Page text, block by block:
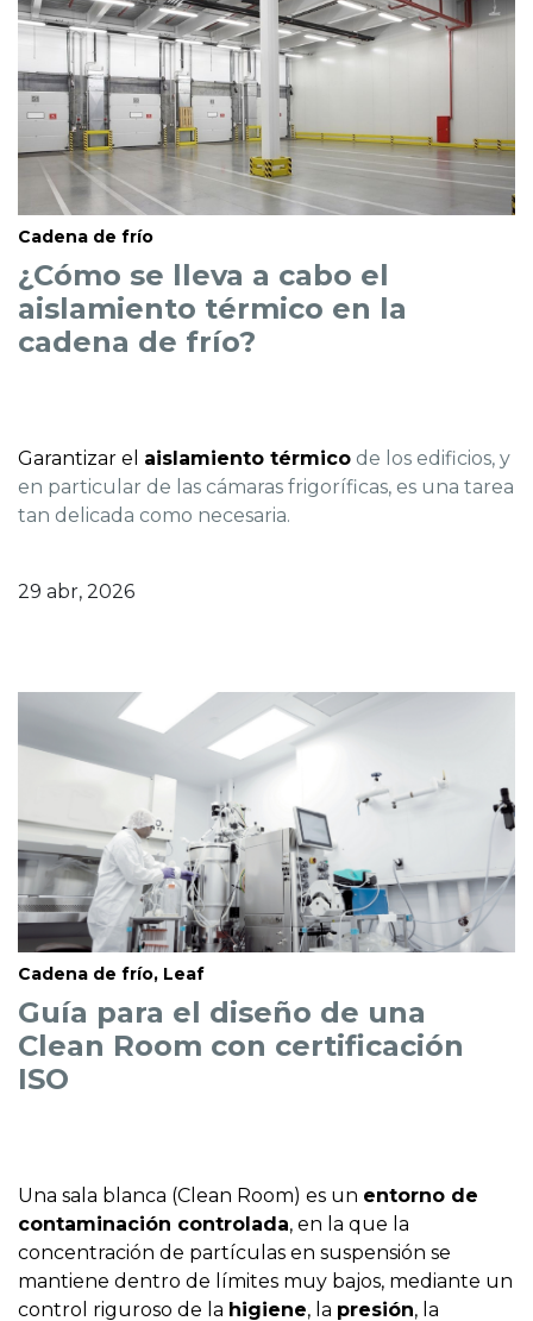
Cadena de frío
¿Cómo se lleva a cabo el
aislamiento térmico en la
cadena de frío?
Garantizar el aislamiento térmico de los edificios, y
en particular de las cámaras frigoríficas, es una tarea
tan delicada como necesaria.
29 abr, 2026
Cadena de frío, Leaf
Guía para el diseño de una
Clean Room con certificación
ISO
Una sala blanca (Clean Room) es un entorno de
contaminación controlada, en la que la
concentración de partículas en suspensión se
mantiene dentro de límites muy bajos, mediante un
control riguroso de la higiene, la presión, la